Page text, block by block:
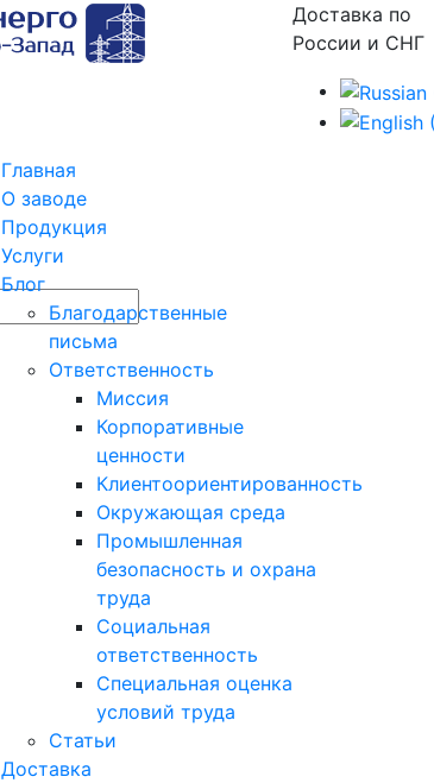
Доставка по
России и СНГ
Главная
О заводе
Продукция
Услуги
Блог
Благодарственные
письма
Ответственность
Миссия
Корпоративные
ценности
Клиентоориентированность
Окружающая среда
Промышленная
безопасность и охрана
труда
Социальная
ответственность
Специальная оценка
условий труда
Статьи
Доставка